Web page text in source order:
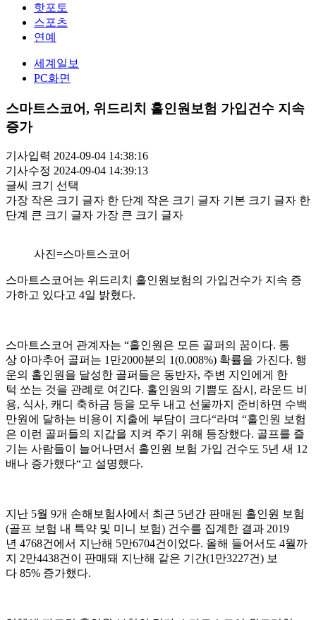
핫포토
스포츠
연예
세계일보
PC화면
스마트스코어, 위드리치 홀인원보험 가입건수 지속
증가
기사입력 2024-09-04 14:38:16
기사수정 2024-09-04 14:39:13
글씨 크기 선택
가장 작은 크기 글자 한 단계 작은 크기 글자 기본 크기 글자 한
단계 큰 크기 글자 가장 큰 크기 글자
사진=스마트스코어
스마트스코어는 위드리치 홀인원보험의 가입건수가 지속 증
가하고 있다고 4일 밝혔다.
스마트스코어 관계자는 “홀인원은 모든 골퍼의 꿈이다. 통
상 아마추어 골퍼는 1만2000분의 1(0.008%) 확률을 가진다. 행
운의 홀인원을 달성한 골퍼들은 동반자, 주변 지인에게 한
턱 쏘는 것을 관례로 여긴다. 홀인원의 기쁨도 잠시, 라운드 비
용, 식사, 캐디 축하금 등을 모두 내고 선물까지 준비하면 수백
만원에 달하는 비용이 지출에 부담이 크다“라며 “홀인원 보험
은 이런 골퍼들의 지갑을 지켜 주기 위해 등장했다. 골프를 즐
기는 사람들이 늘어나면서 홀인원 보험 가입 건수도 5년 새 12
배나 증가했다“고 설명했다.
지난 5월 9개 손해보험사에서 최근 5년간 판매된 홀인원 보험
(골프 보험 내 특약 및 미니 보험) 건수를 집계한 결과 2019
년 4768건에서 지난해 5만6704건이었다. 올해 들어서도 4월까
지 2만4438건이 판매돼 지난해 같은 기간(1만3227건) 보
다 85% 증가했다.